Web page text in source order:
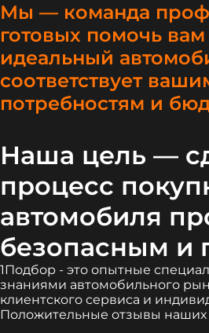
Мы — команда
готовых помочь вам
идеальный
соответствует
потребностям и
Наша цель —
процесс
автомобиля
безопасным и
1Подбор - это опытные
знаниями автомобильного
клиентского сервиса и
Положительные отзывы наших